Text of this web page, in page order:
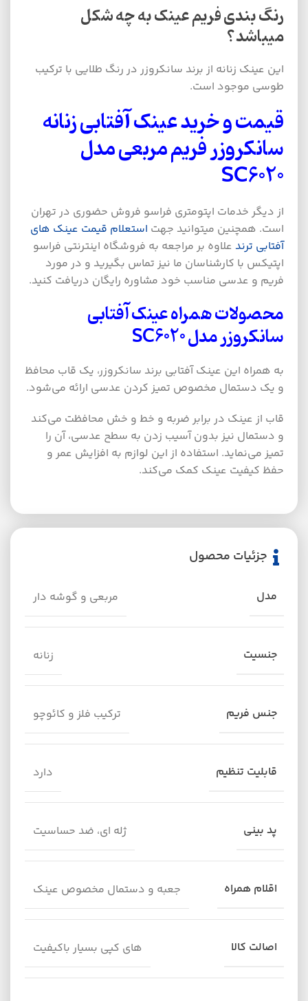
رنگ بندی فریم عینک به چه شکل
میباشد؟
این عینک زنانه از برند سانکروزر در رنگ طلایی با ترکیب
طوسی موجود است.
قیمت و خرید عینک آفتابی زنانه
سانکروزر فریم مربعی مدل
SC6020
از دیگر خدمات اپتومتری فراسو فروش حضوری در تهران
است. همچنین میتوانید جهت استعلام قیمت عینک های
آفتابی ترند علاوه بر مراجعه به فروشگاه اینترنتی فراسو
اپتیکس با کارشناسان ما نیز تماس بگیرید و در مورد
فریم و عدسی مناسب خود مشاوره رایگان دریافت کنید.
محصولات همراه عینک آفتابی
سانکروزر مدل SC6020
به همراه این عینک آفتابی برند سانکروزر، یک قاب محافظ
و یک دستمال مخصوص تمیز کردن عدسی ارائه می‌شود.
قاب از عینک در برابر ضربه و خط و خش محافظت می‌کند
و دستمال نیز بدون آسیب زدن به سطح عدسی، آن را
تمیز می‌نماید. استفاده از این لوازم به افزایش عمر و
حفظ کیفیت عینک کمک می‌کند.
جزئیات محصول
مدل مربعی و گوشه دار
جنسیت زنانه
جنس فریم ترکیب فلز و کائوچو
قابلیت تنظیم دارد
پد بینی ژله ای، ضد حساسیت
اقلام همراه جعبه و دستمال مخصوص عینک
اصالت کالا های کپی بسیار باکیفیت